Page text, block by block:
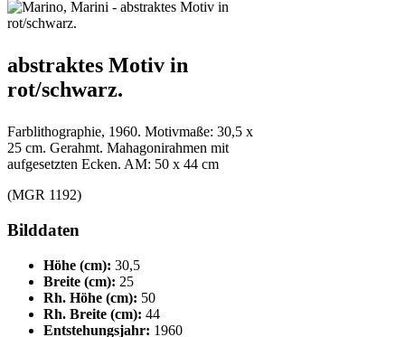
abstraktes Motiv in
rot/schwarz.
Farblithographie, 1960. Motivmaße: 30,5 x
25 cm. Gerahmt. Mahagonirahmen mit
aufgesetzten Ecken. AM: 50 x 44 cm
(MGR 1192)
Bilddaten
Höhe (cm): 30,5
Breite (cm): 25
Rh. Höhe (cm): 50
Rh. Breite (cm): 44
Entstehungsjahr: 1960